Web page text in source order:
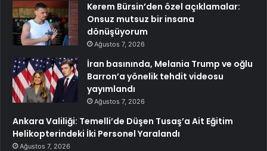
Kerem Bürsin’den özel açıklamalar:
Onsuz mutsuz bir insana
dönüşüyorum
Ağustos 7, 2026
İran basınında, Melania Trump ve oğlu
Barron’a yönelik tehdit videosu
yayımlandı
Ağustos 7, 2026
Ankara Valiliği: Temelli’de Düşen Tusaş’a Ait Eğitim
Helikopterindeki İki Personel Yaralandı
Ağustos 7, 2026